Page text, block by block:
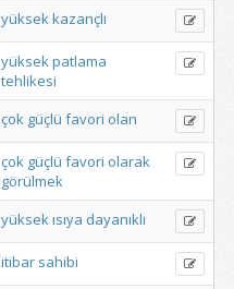
yüksekkazançlı
yüksekpatlama
tehlikesi
çok güçlü favori olan
çok güçlü favori olarak
görülmek
yüksekısıya dayanıklı
itibar sahibi